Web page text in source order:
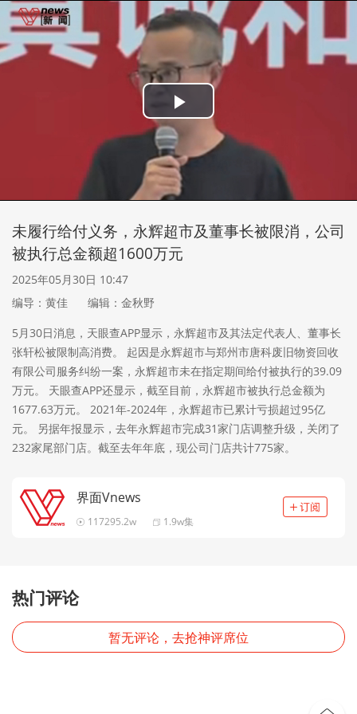
Play
Video
未履行给付义务，永辉超市及董事长被限消，公司
被执行总金额超1600万元
2025年05月30日 10:47
编导：黄佳
编辑：金秋野
5月30日消息，天眼查APP显示，永辉超市及其法定代表人、董事长
张轩松被限制高消费。 起因是永辉超市与郑州市唐科废旧物资回收
有限公司服务纠纷一案，永辉超市未在指定期间给付被执行的39.09
万元。 天眼查APP还显示，截至目前，永辉超市被执行总金额为
1677.63万元。 2021年-2024年，永辉超市已累计亏损超过95亿
元。 另据年报显示，去年永辉超市完成31家门店调整升级，关闭了
232家尾部门店。截至去年年底，现公司门店共计775家。
界面Vnews
117295.2w 1.9w集
热门评论
暂无评论，去抢神评席位